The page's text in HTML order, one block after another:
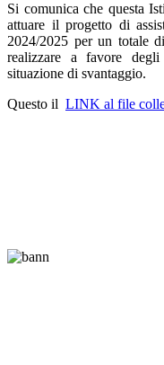
Si comunica che questa
attuare il progetto di
2024/2025 per un totale
realizzare a favore
situazione di svantaggio.
Questo il LINK al file